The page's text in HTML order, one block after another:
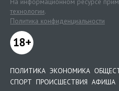
технологии.
Политика конфиденциальности
18+
ПОЛИТИКА ЭКОНОМИКА
СПОРТ ПРОИСШЕСТВИЯ АФИША